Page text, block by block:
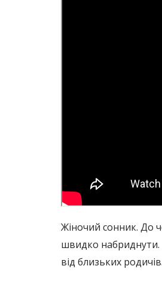
Жіночий сонник. До
швидко набриднути.
від близьких родичів.